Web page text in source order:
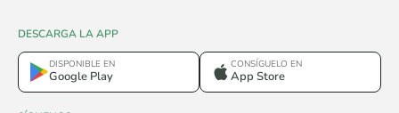
DESCARGA LA APP
DISPONIBLE EN
Google Play
CONSÍGUELO EN
App Store